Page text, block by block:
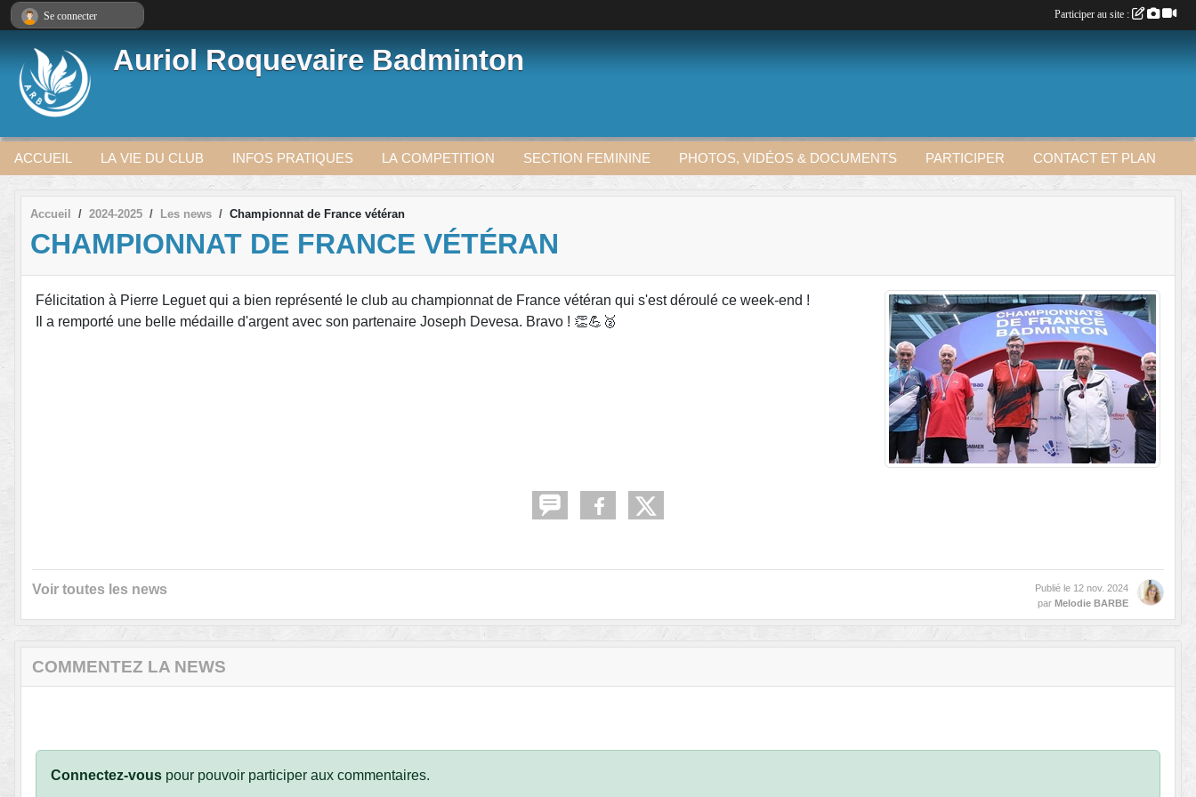
Auriol Roquevaire Badminton
ACCUEIL LA VIE DU CLUB INFOS PRATIQUES LA COMPETITION SECTION FEMININE PHOTOS, VIDÉOS & DOCUMENTS PARTICIPER CONTACT ET PLAN
Accueil 2024-2025 Les news Championnat de France vétéran
CHAMPIONNAT DE FRANCE VÉTÉRAN
Félicitation à Pierre Leguet qui a bien représenté le club au championnat de France vétéran qui s'est déroulé ce week-end !
Il a remporté une belle médaille d'argent avec son partenaire Joseph Devesa. Bravo ! 👏💪🥈
Voir toutes les news Publié le 12 nov. 2024
par Melodie BARBE
COMMENTEZ LA NEWS
Connectez-vous pour pouvoir participer aux commentaires.
Se connecter Participer au site :
Panneau de gestion des cookies